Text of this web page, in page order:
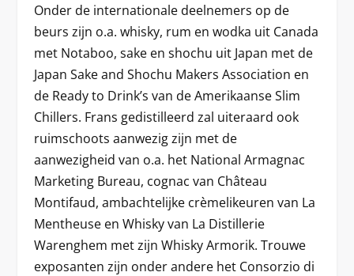
Onder de internationale deelnemers op de
beurs zijn o.a. whisky, rum en wodka uit Canada
met Notaboo, sake en shochu uit Japan met de
Japan Sake and Shochu Makers Association en
de Ready to Drink’s van de Amerikaanse Slim
Chillers. Frans gedistilleerd zal uiteraard ook
ruimschoots aanwezig zijn met de
aanwezigheid van o.a. het National Armagnac
Marketing Bureau, cognac van Château
Montifaud, ambachtelijke crèmelikeuren van La
Mentheuse en Whisky van La Distillerie
Warenghem met zijn Whisky Armorik. Trouwe
exposanten zijn onder andere het Consorzio di